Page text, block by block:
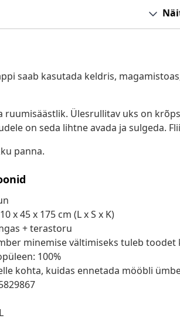
saab kasutada keldris,
ruumisäästlik. Ülesrullitav uks on
on seda lihtne avada ja sulgeda.
panna.
x 45 x 175 cm (L x S x K)
+ terastoru
minemise vältimiseks tuleb
100%
kohta, kuidas ennetada mööbli